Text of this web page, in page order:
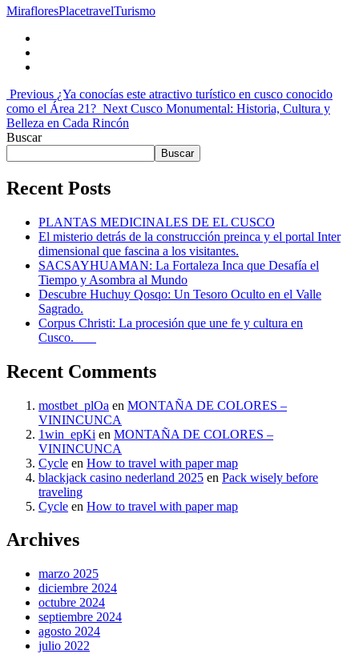
MirafloresPlacetravelTurismo
Previous ¿Ya conocías este atractivo turístico en cusco conocido
como el Área 21? Next Cusco Monumental: Historia, Cultura y
Belleza en Cada Rincón
Buscar
Buscar
Recent Posts
PLANTAS MEDICINALES DE EL CUSCO
El misterio detrás de la construcción preinca y el portal Inter
dimensional que fascina a los visitantes.
SACSAYHUAMAN: La Fortaleza Inca que Desafía el
Tiempo y Asombra al Mundo
Descubre Huchuy Qosqo: Un Tesoro Oculto en el Valle
Sagrado.
Corpus Christi: La procesión que une fe y cultura en
Cusco.
Recent Comments
mostbet_plOa en MONTAÑA DE COLORES –
VININCUNCA
1win_epKi en MONTAÑA DE COLORES –
VININCUNCA
Cycle en How to travel with paper map
blackjack casino nederland 2025 en Pack wisely before
traveling
Cycle en How to travel with paper map
Archives
marzo 2025
diciembre 2024
octubre 2024
septiembre 2024
agosto 2024
julio 2022